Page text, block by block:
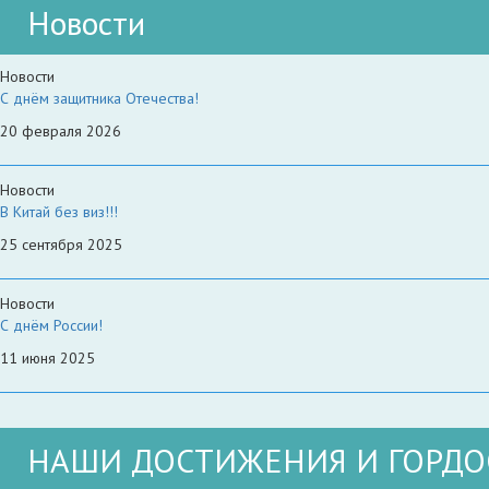
Новости
Новости
С днём защитника Отечества!
20 февраля 2026
Новости
В Китай без виз!!!
25 сентября 2025
Новости
С днём России!
11 июня 2025
НАШИ ДОСТИЖЕНИЯ И